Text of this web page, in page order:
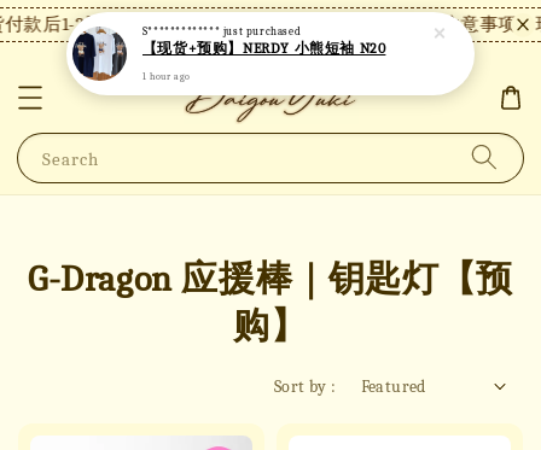
款后1-2天内发货，24小时内未付款将自动取消。 【注意事项
Search
G-Dragon 应援棒｜钥匙灯【预
购】
Sort by :
S************* just purchased
【现货+预购】NERDY 小熊短袖 N20
1 hour ago